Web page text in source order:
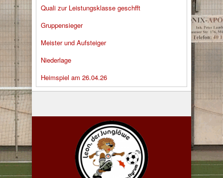
Quali zur Leistungsklasse geschfft
Gruppensieger
Meister und Aufsteiger
Niederlage
Heimspiel am 26.04.26